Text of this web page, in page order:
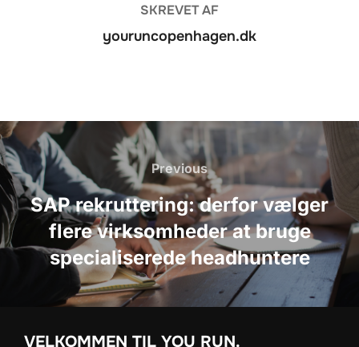
SKREVET AF
youruncopenhagen.dk
Indlægsnavigation
Previous
Previous
SAP rekruttering: derfor vælger
flere virksomheder at bruge
specialiserede headhuntere
VELKOMMEN TIL YOU RUN.